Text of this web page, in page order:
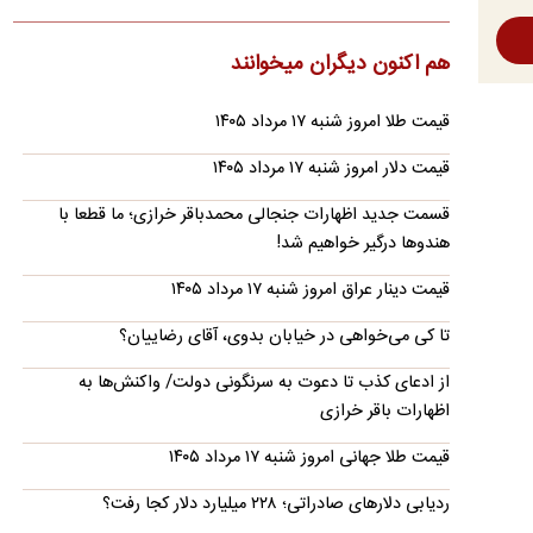
ادعای وزیر خزانه‌داری آمریکا درباره توافق با ایران/
شاید امروز یا فردا
نزدیک توافقی برای آتش‌بس ۳۰ تا ۶۰ روزه حاصل شود و با…
تحریم‌های جدید آمریکا علیه ایران
مبادلات مالی مرتبط با ایران خبر داد.
ادعای هگست: ترامپ جنگ ایران را برد
وزیر جنگ آمریکا، با دفاع از عملکرد دونالد ترامپ در جنگ ایران،
تحولات اخیر منطقه را نشانه پیروزی رئیس‌جمهور آمریکا…
آزمون اصلی توافق مکه چه زمانی فرا می‌رسد و ایران
کجای ماجراست؟
پژوهشگر شورای آتلانتیک، می‌پرسد: «تصور کنید ایران در پاسخ به
یک حمله آمریکا، زیرساخت‌های نفتی عربستان را هدف قرار دهد.…
روایت فایننشال‌تایمز از ائتلاف‌های دفاعی جدید
هم اکنون دیگران میخوانند
قیمت طلا امروز شنبه ۱۷ مرداد ۱۴۰۵
قیمت دلار امروز شنبه ۱۷ مرداد ۱۴۰۵
قسمت جدید اظهارات جنجالی محمدباقر خرازی؛ ما قطعا با
هندوها درگیر خواهیم شد!
قیمت دینار عراق امروز شنبه ۱۷ مرداد ۱۴۰۵
تا کی می‌خواهی در خیابان بدوی، آقای رضاییان؟
از ادعای کذب تا دعوت به سرنگونی دولت/ واکنش‌ها به
اظهارات باقر خرازی‌
قیمت طلا جهانی امروز شنبه ۱۷ مرداد ۱۴۰۵
ردیابی دلارهای صادراتی؛ ۲۲۸ میلیارد دلار کجا رفت؟